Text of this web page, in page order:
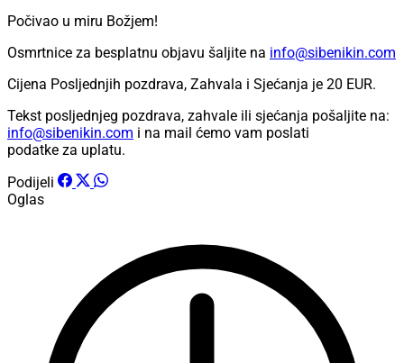
Počivao u miru Božjem!
Osmrtnice za besplatnu objavu šaljite na info@sibenikin.com
Cijena Posljednjih pozdrava, Zahvala i Sjećanja je 20 EUR.
Tekst posljednjeg pozdrava, zahvale ili sjećanja pošaljite na:
info@sibenikin.com i na mail ćemo vam poslati
podatke za uplatu.
Podijeli
Oglas